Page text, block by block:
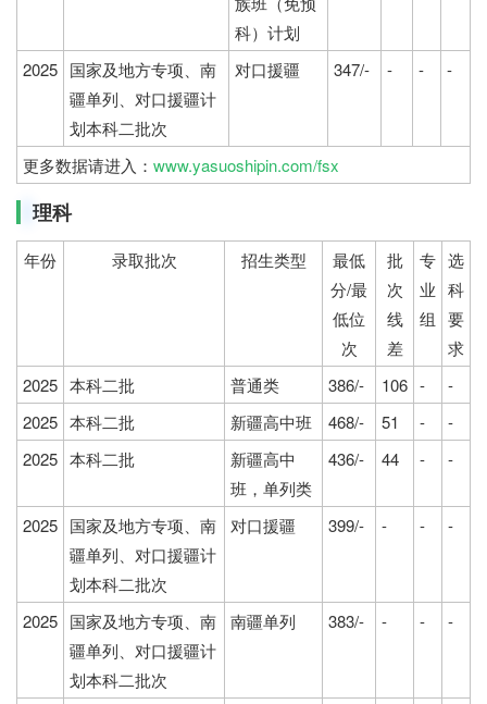
科）计划
2025 国家及地方专项、南
疆单列、对口援疆计
划本科二批次
对口援疆 347/- - - -
更多数据请进入： www.yasuoshipin.com/fsx
理科
年份 录取批次 招生类型
最低
分/最
低位
次
批
次
线
差
专
业
组
选
科
要
求
2025 本科二批 普通类 386/- 106 -
-
2025 本科二批 新疆高中班 468/- 51 -
-
2025 本科二批
新疆高中
班，单列类
436/- 44 - -
2025 国家及地方专项、南
疆单列、对口援疆计
划本科二批次
对口援疆 399/- - - -
2025 国家及地方专项、南
疆单列、对口援疆计
划本科二批次
南疆单列 383/- - - -